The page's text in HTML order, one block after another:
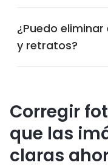
¿Puedo
y retratos?
Corregir
que las
claras